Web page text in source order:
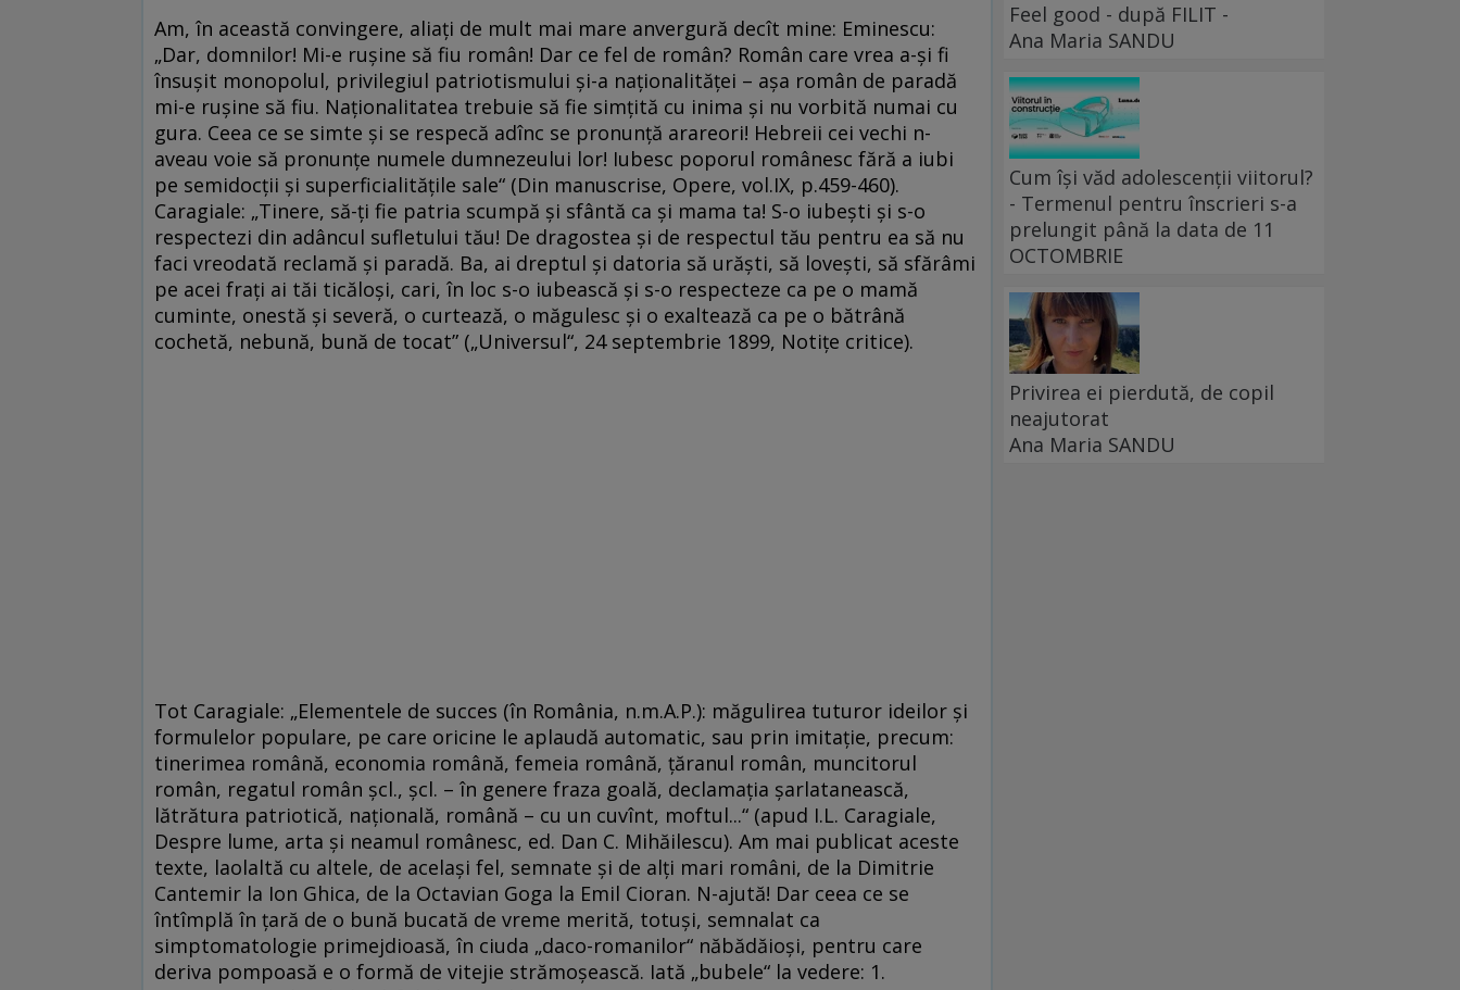
Am, în această convingere, aliaţi de mult mai mare anvergură decît mine: Eminescu:
„Dar, domnilor! Mi-e ruşine să fiu român! Dar ce fel de român? Român care vrea a-şi fi
însuşit monopolul, privilegiul patriotismului şi-a naţionalităţei – aşa român de paradă
mi-e ruşine să fiu. Naţionalitatea trebuie să fie simţită cu inima şi nu vorbită numai cu
gura. Ceea ce se simte şi se respecă adînc se pronunţă arareori! Hebreii cei vechi n-
aveau voie să pronunţe numele dumnezeului lor! Iubesc poporul românesc fără a iubi
pe semidocţii şi superficialităţile sale“ (Din manuscrise, Opere, vol.IX, p.459-460).
Caragiale: „Tinere, să-ţi fie patria scumpă şi sfântă ca şi mama ta! S-o iubeşti şi s-o
respectezi din adâncul sufletului tău! De dragostea şi de respectul tău pentru ea să nu
faci vreodată reclamă şi paradă. Ba, ai dreptul şi datoria să urăşti, să loveşti, să sfărâmi
pe acei fraţi ai tăi ticăloşi, cari, în loc s-o iubească şi s-o respecteze ca pe o mamă
cuminte, onestă şi severă, o curtează, o măgulesc şi o exaltează ca pe o bătrână
cochetă, nebună, bună de tocat” („Universul“, 24 septembrie 1899, Notiţe critice).
Tot Caragiale: „Elementele de succes (în România, n.m.A.P.): măgulirea tuturor ideilor şi
formulelor populare, pe care oricine le aplaudă automatic, sau prin imitaţie, precum:
tinerimea română, economia română, femeia română, ţăranul român, muncitorul
român, regatul român şcl., şcl. – în genere fraza goală, declamaţia şarlatanească,
lătrătura patriotică, naţională, română – cu un cuvînt, moftul...“ (apud I.L. Caragiale,
Despre lume, arta şi neamul românesc, ed. Dan C. Mihăilescu). Am mai publicat aceste
texte, laolaltă cu altele, de acelaşi fel, semnate şi de alţi mari români, de la Dimitrie
Cantemir la Ion Ghica, de la Octavian Goga la Emil Cioran. N-ajută! Dar ceea ce se
întîmplă în ţară de o bună bucată de vreme merită, totuşi, semnalat ca
simptomatologie primejdioasă, în ciuda „daco-romanilor“ năbădăioşi, pentru care
deriva pompoasă e o formă de vitejie strămoşească. Iată „bubele“ la vedere: 1.
Feel good - după FILIT -
Ana Maria SANDU
Cum își văd adolescenții viitorul?
- Termenul pentru înscrieri s-a
prelungit până la data de 11
OCTOMBRIE
Privirea ei pierdută, de copil
neajutorat
Ana Maria SANDU